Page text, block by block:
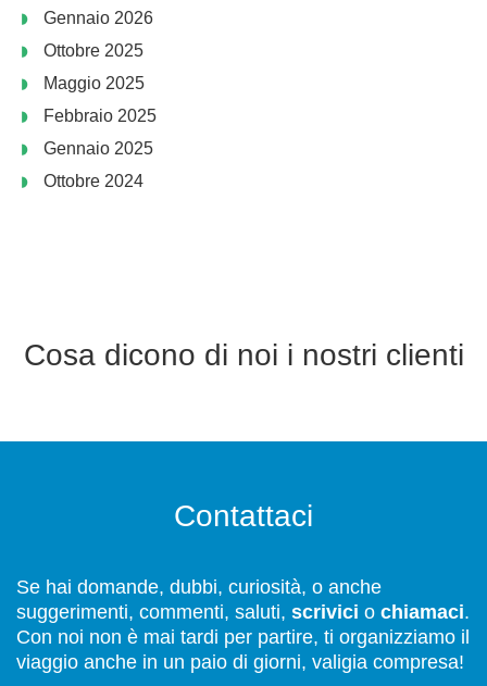
Gennaio 2026
Ottobre 2025
Maggio 2025
Febbraio 2025
Gennaio 2025
Ottobre 2024
Cosa dicono di noi i nostri clienti
Contattaci
Se hai domande, dubbi, curiosità, o anche
suggerimenti, commenti, saluti, scrivici o chiamaci.
Con noi non è mai tardi per partire, ti organizziamo il
viaggio anche in un paio di giorni, valigia compresa!